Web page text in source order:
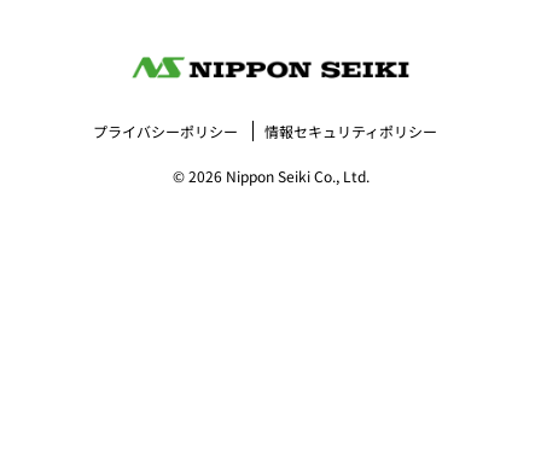
プライバシーポリシー 情報セキュリティポリシー
© 2026 Nippon Seiki Co., Ltd.